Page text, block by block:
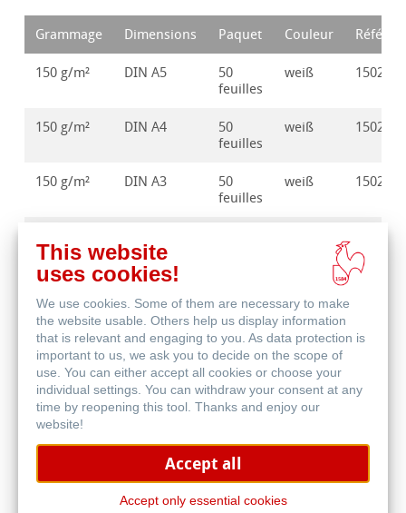
Grammage Dimensions Paquet Couleur
150 g/m² DIN A5
50
feuilles
weiß
150 g/m² DIN A4
50
feuilles
weiß
150 g/m² DIN A3
50
feuilles
weiß
acheter des produits
trouver un distributeur
This website
uses cookies!
We use cookies. Some of them are necessary to make
the website usable. Others help us display information
that is relevant and engaging to you. As data protection is
important to us, we ask you to decide on the scope of
use. You can either accept all cookies or choose your
individual settings. You can withdraw your consent at any
time by reopening this tool. Thanks and enjoy our
website!
Accept all
Accept only essential cookies